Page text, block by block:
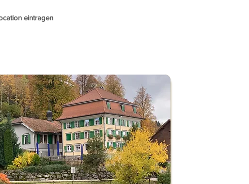
eintragen